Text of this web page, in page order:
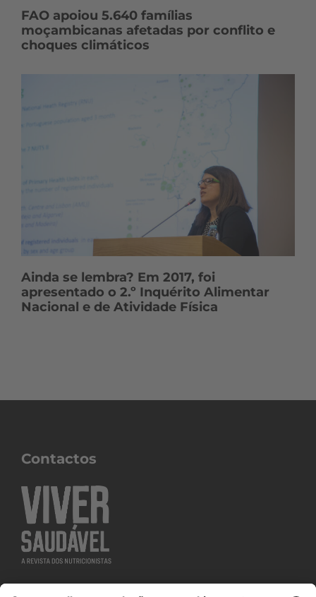
FAO apoiou 5.640 famílias
moçambicanas afetadas por conflito e
choques climáticos
Ainda se lembra? Em 2017, foi
apresentado o 2.º Inquérito Alimentar
Nacional e de Atividade Física
Contactos